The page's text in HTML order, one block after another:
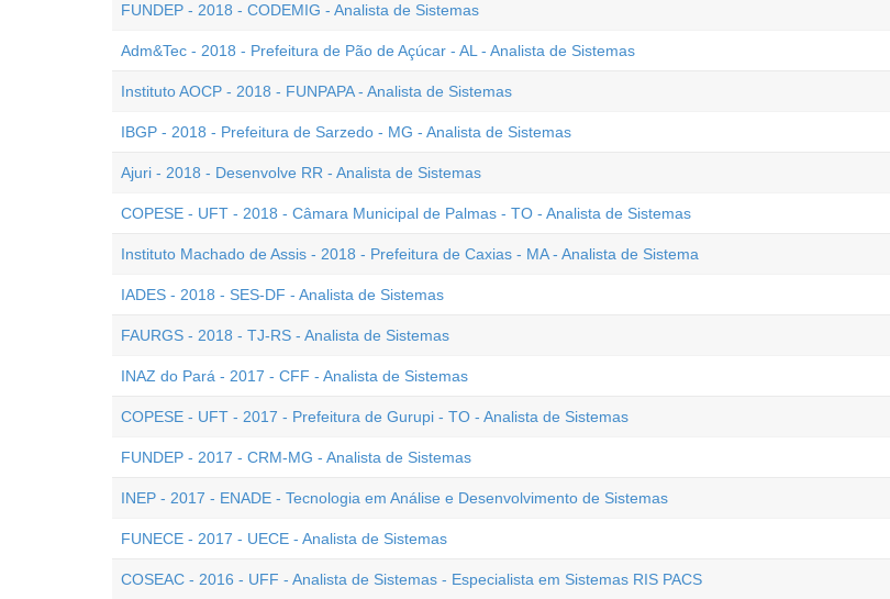
FUNDEP - 2018 - CODEMIG - Analista de Sistemas
Adm&Tec - 2018 - Prefeitura de Pão de Açúcar - AL - Analista de Sistemas
Instituto AOCP - 2018 - FUNPAPA - Analista de Sistemas
IBGP - 2018 - Prefeitura de Sarzedo - MG - Analista de Sistemas
Ajuri - 2018 - Desenvolve RR - Analista de Sistemas
COPESE - UFT - 2018 - Câmara Municipal de Palmas - TO - Analista de Sistemas
Instituto Machado de Assis - 2018 - Prefeitura de Caxias - MA - Analista de Sistema
IADES - 2018 - SES-DF - Analista de Sistemas
FAURGS - 2018 - TJ-RS - Analista de Sistemas
INAZ do Pará - 2017 - CFF - Analista de Sistemas
COPESE - UFT - 2017 - Prefeitura de Gurupi - TO - Analista de Sistemas
FUNDEP - 2017 - CRM-MG - Analista de Sistemas
INEP - 2017 - ENADE - Tecnologia em Análise e Desenvolvimento de Sistemas
FUNECE - 2017 - UECE - Analista de Sistemas
COSEAC - 2016 - UFF - Analista de Sistemas - Especialista em Sistemas RIS PACS